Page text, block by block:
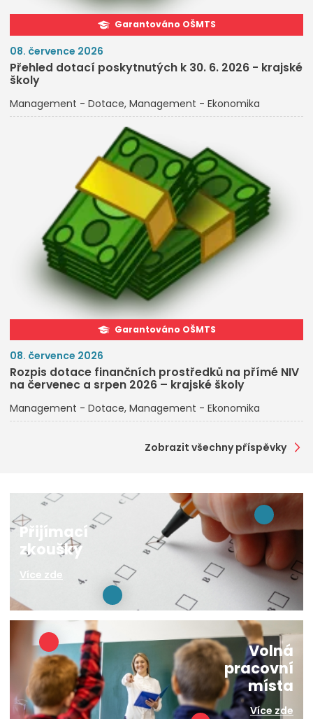
Garantováno OŠMTS
08. července 2026
Přehled dotací poskytnutých k 30. 6. 2026 - krajské
školy
Management - Dotace Management - Ekonomika
Garantováno OŠMTS
08. července 2026
Rozpis dotace finančních prostředků na přímé NIV
na červenec a srpen 2026 – krajské školy
Management - Dotace Management - Ekonomika
Zobrazit všechny příspěvky
Přijímací
zkoušky
Více zde
Volná
pracovní
místa
Více zde